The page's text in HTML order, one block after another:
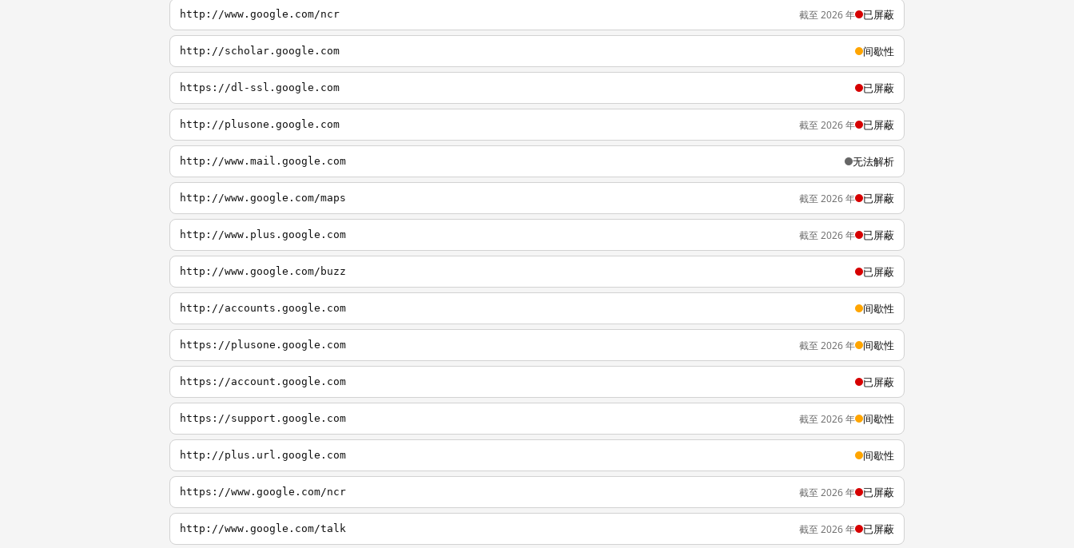
http://www.google.com/ncr 截至 2026 年 已屏蔽
http://scholar.google.com 间歇性
https://dl-ssl.google.com 已屏蔽
http://plusone.google.com 截至 2026 年 已屏蔽
http://www.mail.google.com 无法解析
http://www.google.com/maps 截至 2026 年 已屏蔽
http://www.plus.google.com 截至 2026 年 已屏蔽
http://www.google.com/buzz 已屏蔽
http://accounts.google.com 间歇性
https://plusone.google.com 截至 2026 年 间歇性
https://account.google.com 已屏蔽
https://support.google.com 截至 2026 年 间歇性
http://plus.url.google.com 间歇性
https://www.google.com/ncr 截至 2026 年 已屏蔽
http://www.google.com/talk 截至 2026 年 已屏蔽